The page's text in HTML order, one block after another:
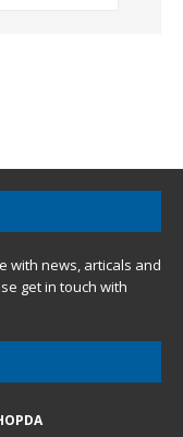
with news, articals and
get in touch with